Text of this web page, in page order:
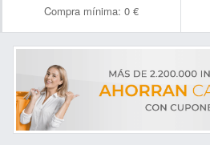
Compra mínima: 0 €